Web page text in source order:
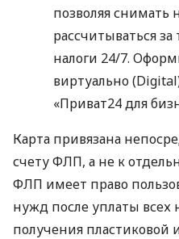
позволяя снимать
рассчитываться
налоги 24/7.
виртуально
«Приват24 для
Карта привязана
счету ФЛП, а не к
ФЛП имеет право
нужд после уплаты всех
получения